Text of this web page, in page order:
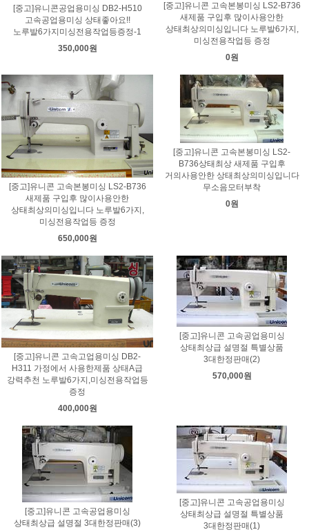
[중고]유니콘공업용미싱 DB2-H510
고속공업용미싱 상태좋아요!!
노루발6가지미싱전용작업등증정-1
350,000원
[중고]유니콘 고속본봉미싱 LS2-B736
새제품 구입후 많이사용안한
상태최상의미싱입니다 노루발6가지,
미싱전용작업등 증정
0원
[중고]유니콘 고속본봉미싱 LS2-B736
새제품 구입후 많이사용안한
상태최상의미싱입니다 노루발6가지,
미싱전용작업등 증정
650,000원
[중고]유니콘 고속본봉미싱 LS2-
B736상태최상 새제품 구입후
거의사용안한 상태최상의미싱입니다
무소음모터부착
0원
[중고]유니콘 고속고업용미싱 DB2-
H311 가정에서 사용한제품 상태A급
강력추천 노루발6가지,미싱전용작업등
증정
400,000원
[중고]유니콘 고속공업용미싱
상태최상급 설명절 특별상품
3대한정판매(2)
570,000원
[중고]유니콘 고속공업용미싱
상태최상급 설명절 3대한정판매(3)
[중고]유니콘 고속공업용미싱
상태최상급 설명절 특별상품
3대한정판매(1)